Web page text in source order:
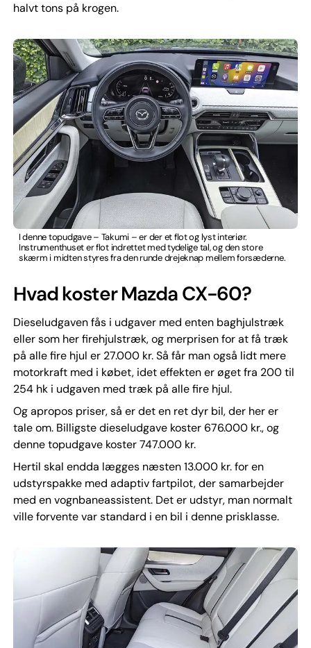
halvt tons på krogen.
I denne topudgave – Takumi – er der et flot og lyst interiør.
Instrumenthuset er flot indrettet med tydelige tal, og den store
skærm i midten styres fra den runde drejeknap mellem forsæderne.
Hvad koster Mazda CX-60?
Dieseludgaven fås i udgaver med enten baghjulstræk
eller som her firehjulstræk, og merprisen for at få træk
på alle fire hjul er 27.000 kr. Så får man også lidt mere
motorkraft med i købet, idet effekten er øget fra 200 til
254 hk i udgaven med træk på alle fire hjul.
Og apropos priser, så er det en ret dyr bil, der her er
tale om. Billigste dieseludgave koster 676.000 kr., og
denne topudgave koster 747.000 kr.
Hertil skal endda lægges næsten 13.000 kr. for en
udstyrspakke med adaptiv fartpilot, der samarbejder
med en vognbaneassistent. Det er udstyr, man normalt
ville forvente var standard i en bil i denne prisklasse.